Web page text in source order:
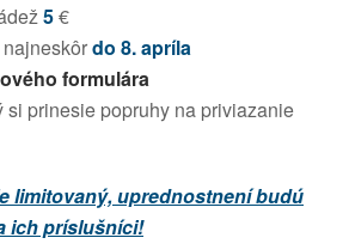
5€
do 8. apríla
formulára
si prinesie popruhy na priviazanie
limitovaný, uprednostnení budú
ich príslušníci!